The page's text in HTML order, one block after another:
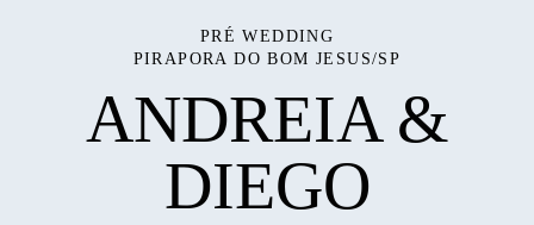
PRÉ WEDDING
PIRAPORA DO BOM JESUS/SP
ANDREIA &
DIEGO